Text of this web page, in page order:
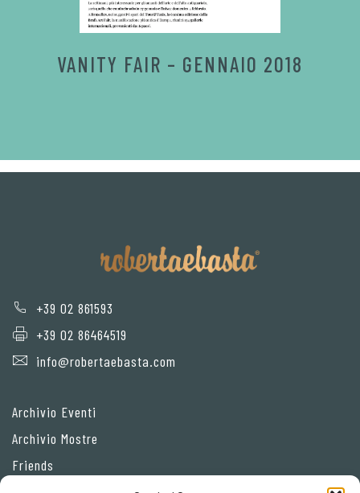
VANITY FAIR – GENNAIO 2018
+39 02 861593
+39 02 86464519
info@robertaebasta.com
Archivio Eventi
Archivio Mostre
Friends